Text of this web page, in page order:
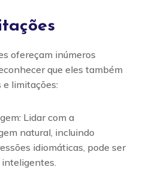
ofereçam inúmeros
que eles também
limitações:
Lidar com a
natural, incluindo
idiomáticas, pode ser